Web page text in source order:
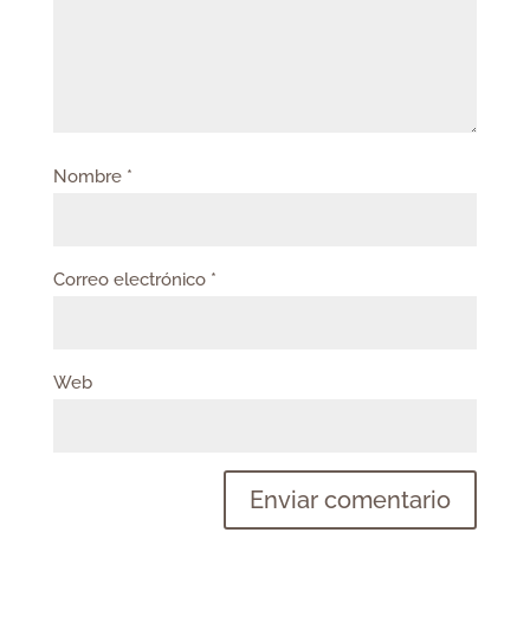
Nombre *
Correo electrónico *
Web